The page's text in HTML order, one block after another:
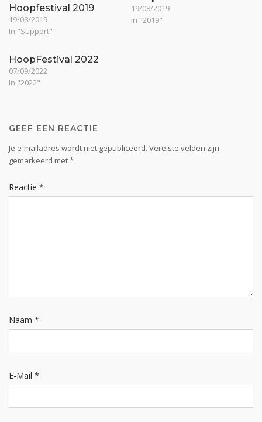
Hoopfestival 2019
19/08/2019
In "Support"
19/08/2019
In "2019"
HoopFestival 2022
07/09/2022
In "2022"
GEEF EEN REACTIE
Je e-mailadres wordt niet gepubliceerd. Vereiste velden zijn
gemarkeerd met*
Reactie *
Naam *
E-Mail *